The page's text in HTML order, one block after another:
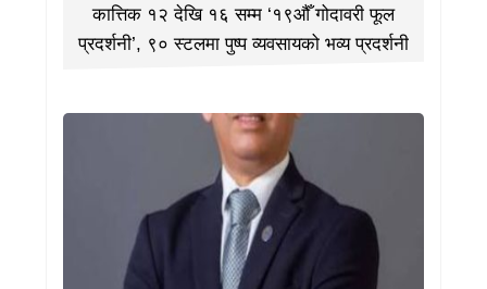
कात्तिक १२ देखि १६ सम्म ‘१९औँ गोदावरी फूल
प्रदर्शनी’, ९० स्टलमा पुष्प व्यवसायको भव्य प्रदर्शनी